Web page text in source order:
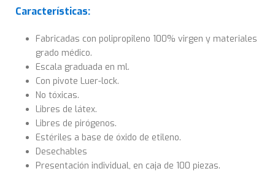
Características:
Fabricadas con polipropileno 100% virgen y materiales
grado médico.
Escala graduada en ml.
Con pivote Luer-lock.
No tóxicas.
Libres de látex.
Libres de pirógenos.
Estériles a base de óxido de etileno.
Desechables
Presentación individual, en caja de 100 piezas.